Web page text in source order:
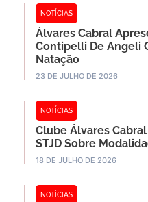
NOTÍCIAS
Álvares Cabral
Contipelli De Angeli
Natação
23 DE JULHO DE 2026
NOTÍCIAS
Clube Álvares
STJD Sobre
18 DE JULHO DE 2026
NOTÍCIAS